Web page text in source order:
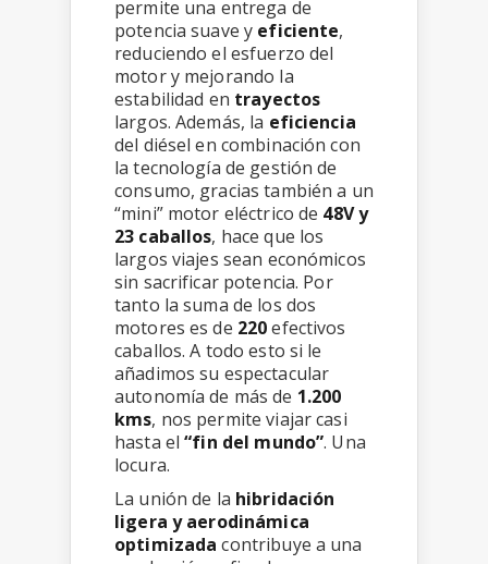
permite una entrega de
potencia suave y eficiente,
reduciendo el esfuerzo del
motor y mejorando la
estabilidad en trayectos
largos. Además, la eficiencia
del diésel en combinación con
la tecnología de gestión de
consumo, gracias también a un
“mini” motor eléctrico de 48V y
23 caballos, hace que los
largos viajes sean económicos
sin sacrificar potencia. Por
tanto la suma de los dos
motores es de 220efectivos
caballos. A todo esto si le
añadimos su espectacular
autonomía de más de 1.200
kms, nos permite viajar casi
hasta el “fin del mundo”. Una
locura.
La unión de la hibridación
ligera y aerodinámica
optimizada contribuye a una